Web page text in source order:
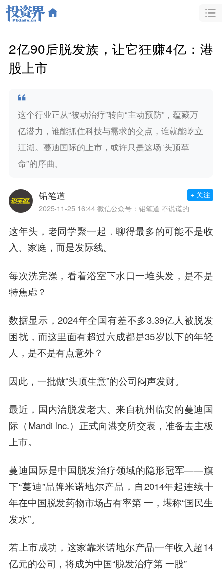
2亿90后脱发族，让它狂赚4亿：港
股上市
这个行业正从“被动治疗”转向“主动预防”，蕴藏万
亿潜力，谁能抓住科技与需求的交点，谁就能屹立
江湖。蔓迪国际的上市，或许只是这场“头顶革
命”的序曲。
铅笔道
2025-11-25 16:44 微信公众号：铅笔道 不说谎的
+ 关注
这年头，老同学聚一起，聊得最多的可能不是收
入、家庭，而是发际线。
每次洗完澡，看着浴室下水口一堆头发，是不是
特焦虑？
数据显示，2024年全国有差不多3.39亿人被脱发
困扰，而这里面有超过六成都是35岁以下的年轻
人，是不是有点意外？
因此，一批做“头顶生意”的公司闷声发财。
最近，国内治脱发老大、来自杭州临安的蔓迪国
际（Mandi Inc.）正式向港交所交表，准备去主板
上市。
蔓迪国际是中国脱发治疗领域的隐形冠军——旗
下“蔓迪”品牌米诺地尔产品，自2014年起连续十
年在中国脱发药物市场占有率第 一，堪称“国民生
发水”。
若上市成功，这家靠米诺地尔产品一年收入超14
亿元的公司，将成为中国“脱发治疗第 一股”